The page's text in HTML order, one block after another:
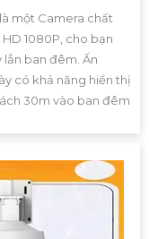
một Camera chất
1080P, cho bạn
ban đêm. Ấn
có khả năng hiển thị
30m vào ban đêm